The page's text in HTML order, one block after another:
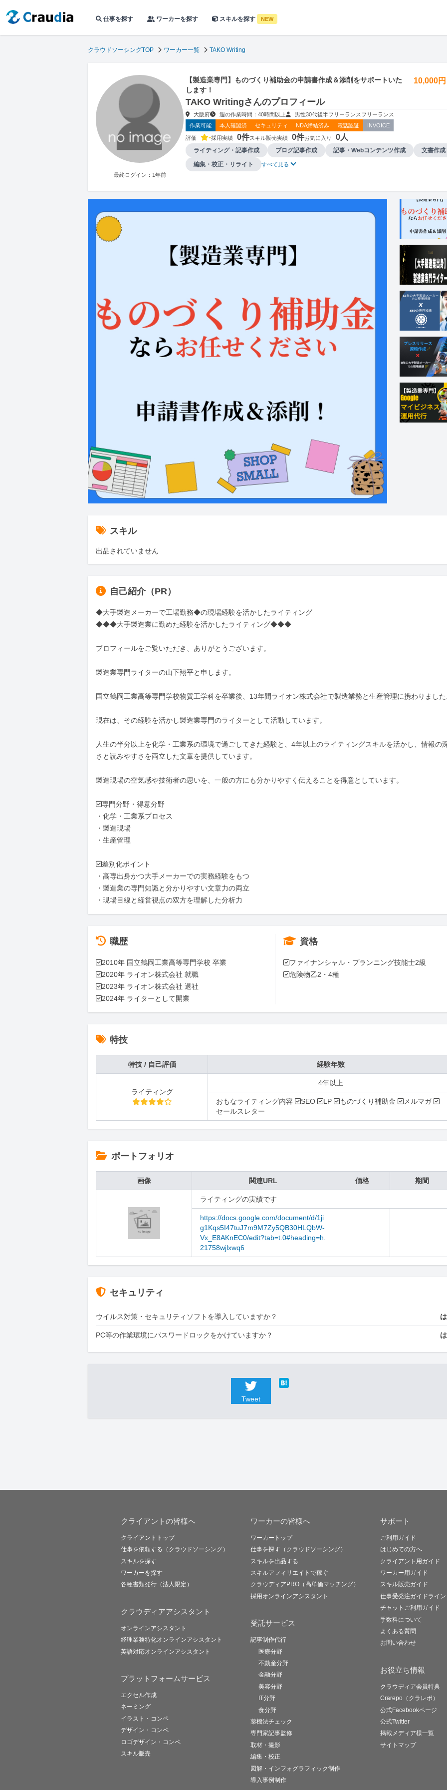
仕事を探す ワーカーを探す スキルを探す NEW
クラウドソーシングTOP ワーカー一覧 TAKO Writing
最終ログイン：1年前
【製造業専門】ものづくり補助金の申請書作成＆添削をサポートいた
します！
10,000
TAKO Writingさんのプロフィール
大阪府 週の作業時間：40時間以上 男性30代後半フリーランス フリーランス
作業可能
本人確認済 セキュリティ NDA締結済み 電話認証 INVOICE
評価 -採用実績 0件スキル販売実績 0件お気に入り 0人
ライティング・記事作成 ブログ記事作成 記事・Webコンテンツ作成
文書作成
編集・校正・リライト
すべて見る
スキル
出品されていません
自己紹介（PR）
◆大手製造メーカーで工場勤務◆の現場経験を活かしたライティング
◆◆◆大手製造業に勤めた経験を活かしたライティング◆◆◆
プロフィールをご覧いただき、ありがとうございます。
製造業専門ライターの山下翔平と申します。
国立鶴岡工業高等専門学校物質工学科を卒業後、13年間ライオン株式会社で製造業務と生産管理に携わりまし
現在は、その経験を活かし製造業専門のライターとして活動しています。
人生の半分以上を化学・工業系の環境で過ごしてきた経験と、4年以上のライティングスキルを活かし、情報の
さと読みやすさを両立した文章を提供しています。
製造現場の空気感や技術者の思いを、一般の方にも分かりやすく伝えることを得意としています。
✅専門分野・得意分野
・化学・工業系プロセス
・製造現場
・生産管理
✅差別化ポイント
・高専出身かつ大手メーカーでの実務経験をもつ
・製造業の専門知識と分かりやすい文章力の両立
・現場目線と経営視点の双方を理解した分析力
職歴
✅2010年 国立鶴岡工業高等専門学校 卒業
✅2020年 ライオン株式会社 就職
✅2023年 ライオン株式会社 退社
✅2024年 ライターとして開業
資格
✅ファイナンシャル・プランニング技能士2級
✅危険物乙2・4種
特技
特技 / 自己評価 経験年数
ライティング
4年以上
おもなライティング内容 ✅SEO ✅LP ✅ものづくり補助金 ✅メルマガ ✅
セールスレター
ポートフォリオ
画像 関連URL 価格 期間
ライティングの実績です
https://docs.google.com/document/d/1ji
g1Kqs5I47tuJ7m9M7Zy5QB30HLQbW-
Vx_E8AKnEC0/edit?tab=t.0#heading=h.
21758wjlxwq6
セキュリティ
ウイルス対策・セキュリティソフトを導入していますか？
PC等の作業環境にパスワードロックをかけていますか？
Tweet
クライアントの皆様へ
クライアントトップ
仕事を依頼する（クラウドソーシング）
スキルを探す
ワーカーを探す
各種書類発行（法人限定）
クラウディアアシスタント
オンラインアシスタント
経理業務特化オンラインアシスタント
英語対応オンラインアシスタント
プラットフォームサービス
エクセル作成
ネーミング
イラスト・コンペ
デザイン・コンペ
ロゴデザイン・コンペ
スキル販売
ワーカーの皆様へ
ワーカートップ
仕事を探す（クラウドソーシング）
スキルを出品する
スキルアフィリエイトで稼ぐ
クラウディアPRO（高単価マッチング）
採用オンラインアシスタント
受託サービス
記事制作代行
医療分野
不動産分野
金融分野
美容分野
IT分野
食分野
薬機法チェック
専門家記事監修
取材・撮影
編集・校正
図解・インフォグラフィック制作
導入事例制作
サポート
ご利用ガイド
はじめての方へ
クライアント用ガイド
ワーカー用ガイド
スキル販売ガイド
仕事受発注ガイドライン
チャットご利用ガイド
手数料について
よくある質問
お問い合わせ
お役立ち情報
クラウディア会員特典
Crarepo（クラレポ）
公式Facebookページ
公式Twitter
掲載メディア様一覧
サイトマップ